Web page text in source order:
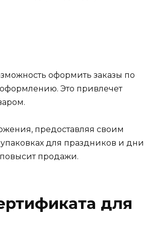
оформить заказы по
Это привлечет
предоставляя своим
для праздников и дни
продажи.
для